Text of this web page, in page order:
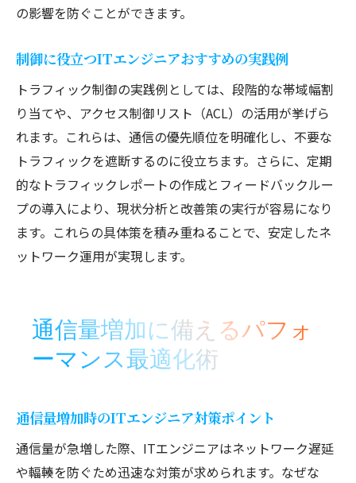
の影響を防ぐことができます。
制御に役立つITエンジニアおすすめの実践例
トラフィック制御の実践例としては、段階的な帯域幅割
り当てや、アクセス制御リスト（ACL）の活用が挙げら
れます。これらは、通信の優先順位を明確化し、不要な
トラフィックを遮断するのに役立ちます。さらに、定期
的なトラフィックレポートの作成とフィードバックルー
プの導入により、現状分析と改善策の実行が容易になり
ます。これらの具体策を積み重ねることで、安定したネ
ットワーク運用が実現します。
通信量増加に備えるパフォ
ーマンス最適化術
通信量増加時のITエンジニア対策ポイント
通信量が急増した際、ITエンジニアはネットワーク遅延
や輻輳を防ぐため迅速な対策が求められます。なぜな